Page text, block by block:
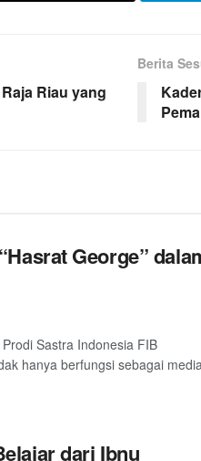
Riau yang
Berita
George”
Sastra Indonesia FIB
hanya berfungsi sebagai
dari Ibnu